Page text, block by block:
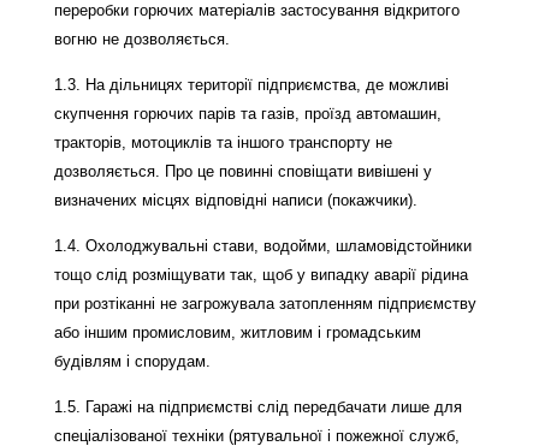
переробки горючих матеріалів застосування відкритого
вогню не дозволяється.
1.3. На дільницях території підприємства, де можливі
скупчення горючих парів та газів, проїзд автомашин,
тракторів, мотоциклів та іншого транспорту не
дозволяється. Про це повинні сповіщати вивішені у
визначених місцях відповідні написи (покажчики).
1.4. Охолоджувальні стави, водойми, шламовідстойники
тощо слід розміщувати так, щоб у випадку аварії рідина
при розтіканні не загрожувала затопленням підприємству
або іншим промисловим, житловим і громадським
будівлям і спорудам.
1.5. Гаражі на підприємстві слід передбачати лише для
спеціалізованої техніки (рятувальної і пожежної служб,